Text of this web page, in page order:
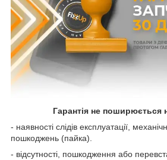
Гарантія не поширюється
- наявності слідів експлуатації,
пошкоджень (пайка).
- відсутності, пошкодження або